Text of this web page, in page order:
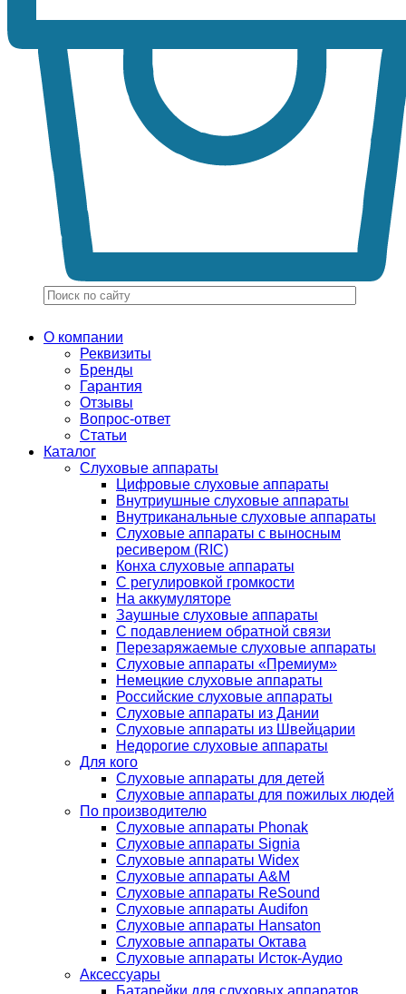
О компании
Реквизиты
Бренды
Гарантия
Отзывы
Вопрос-ответ
Статьи
Каталог
Слуховые аппараты
Цифровые слуховые аппараты
Внутриушные слуховые аппараты
Внутриканальные слуховые аппараты
Слуховые аппараты с выносным
ресивером (RIC)
Конха слуховые аппараты
С регулировкой громкости
На аккумуляторе
Заушные слуховые аппараты
C подавлением обратной связи
Перезаряжаемые слуховые аппараты
Слуховые аппараты «Премиум»
Немецкие слуховые аппараты
Российские слуховые аппараты
Слуховые аппараты из Дании
Слуховые аппараты из Швейцарии
Недорогие слуховые аппараты
Для кого
Слуховые аппараты для детей
Слуховые аппараты для пожилых людей
По производителю
Слуховые аппараты Phonak
Слуховые аппараты Signia
Слуховые аппараты Widex
Слуховые аппараты A&M
Слуховые аппараты ReSound
Слуховые аппараты Audifon
Слуховые аппараты Hansaton
Слуховые аппараты Октава
Слуховые аппараты Исток-Аудио
Аксессуары
Батарейки для слуховых аппаратов